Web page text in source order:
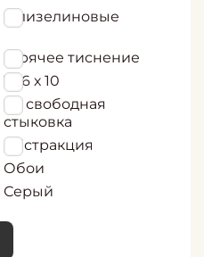
Флизелиновые
Горячее тиснение
1,06 х 10
64 свободная
стыковка
Абстракция
Обои
Серый